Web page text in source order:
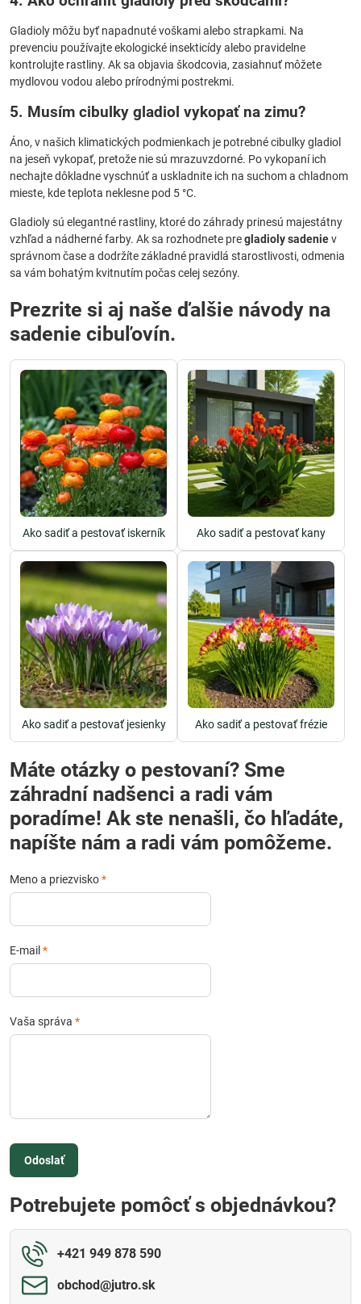
Gladioly môžu byť napadnuté voškami alebo strapkami. Na
prevenciu používajte ekologické insekticídy alebo pravidelne
kontrolujte rastliny. Ak sa objavia škodcovia, zasiahnuť môžete
mydlovou vodou alebo prírodnými postrekmi.
5. Musím cibulky gladiol vykopať na zimu?
Áno, v našich klimatických podmienkach je potrebné cibulky gladiol
na jeseň vykopať, pretože nie sú mrazuvzdorné. Po vykopaní ich
nechajte dôkladne vyschnúť a uskladnite ich na suchom a chladnom
mieste, kde teplota neklesne pod 5 °C.
Gladioly sú elegantné rastliny, ktoré do záhrady prinesú majestátny
vzhľad a nádherné farby. Ak sa rozhodnete pregladioly sadeniev
správnom čase a dodržíte základné pravidlá starostlivosti, odmenia
sa vám bohatým kvitnutím počas celej sezóny.
Prezrite si aj naše ďalšie návody na
sadenie cibuľovín.
Ako sadiť a pestovať iskerník Ako sadiť a pestovať kany
Ako sadiť a pestovať jesienky Ako sadiť a pestovať frézie
Máte otázky o pestovaní? Sme
záhradní nadšenci a radi vám
poradíme! Ak ste nenašli, čo hľadáte,
napíšte nám a radi vám pomôžeme.
Meno a priezvisko*
E-mail *
Vaša správa *
Odoslať
Potrebujete pomôcť s objednávkou?
+421 949 878 590
obchod​@jutro​.sk